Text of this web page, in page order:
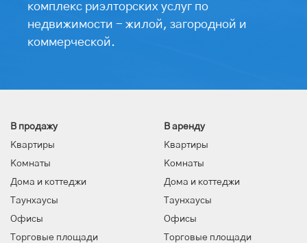
комплекс риэлторских услуг по
недвижимости - жилой, загородной и
коммерческой.
В продажу
Квартиры
Комнаты
Дома и коттеджи
Таунхаусы
Офисы
Торговые площади
В аренду
Квартиры
Комнаты
Дома и коттеджи
Таунхаусы
Офисы
Торговые площади